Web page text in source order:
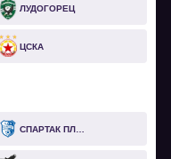
ЛУДОГОРЕЦ
ЦСКА
СПАРТАК ПЛЕВЕН